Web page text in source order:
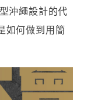
沖繩設計的代
如何做到用簡